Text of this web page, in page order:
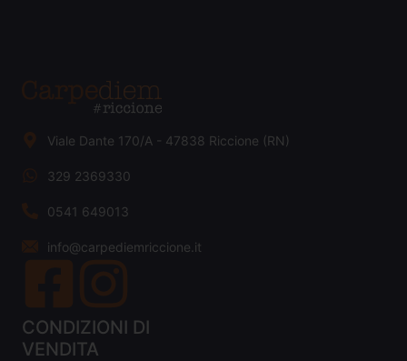
Viale Dante 170/A - 47838 Riccione (RN)
329 2369330
0541 649013
info@carpediemriccione.it
CONDIZIONI DI
VENDITA